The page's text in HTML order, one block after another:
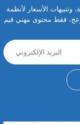
الأسعار لأنظمة
فقط محتوى مهني قيم